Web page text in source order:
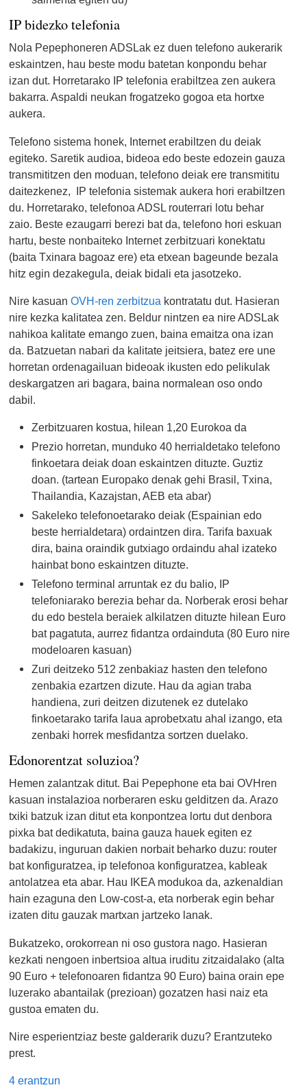
IP bidezko telefonia
Nola Pepephoneren ADSLak ez duen telefono aukerarik
eskaintzen, hau beste modu batetan konpondu behar
izan dut. Horretarako IP telefonia erabiltzea zen aukera
bakarra. Aspaldi neukan frogatzeko gogoa eta hortxe
aukera.
Telefono sistema honek, Internet erabiltzen du deiak
egiteko. Saretik audioa, bideoa edo beste edozein gauza
transmititzen den moduan, telefono deiak ere transmititu
daitezkenez, IP telefonia sistemak aukera hori erabiltzen
du. Horretarako, telefonoa ADSL routerrari lotu behar
zaio. Beste ezaugarri berezi bat da, telefono hori eskuan
hartu, beste nonbaiteko Internet zerbitzuari konektatu
(baita Txinara bagoaz ere) eta etxean bageunde bezala
hitz egin dezakegula, deiak bidali eta jasotzeko.
Nire kasuanOVH-ren zerbitzua kontratatu dut. Hasieran
nire kezka kalitatea zen. Beldur nintzen ea nire ADSLak
nahikoa kalitate emango zuen, baina emaitza ona izan
da. Batzuetan nabari da kalitate jeitsiera, batez ere une
horretan ordenagailuan bideoak ikusten edo pelikulak
deskargatzen ari bagara, baina normalean oso ondo
dabil.
Zerbitzuaren kostua, hilean 1,20 Eurokoa da
Prezio horretan, munduko 40 herrialdetako telefono
finkoetara deiak doan eskaintzen dituzte. Guztiz
doan. (tartean Europako denak gehi Brasil, Txina,
Thailandia, Kazajstan, AEB eta abar)
Sakeleko telefonoetarako deiak (Espainian edo
beste herrialdetara) ordaintzen dira. Tarifa baxuak
dira, baina oraindik gutxiago ordaindu ahal izateko
hainbat bono eskaintzen dituzte.
Telefono terminal arruntak ez du balio, IP
telefoniarako berezia behar da. Norberak erosi behar
du edo bestela beraiek alkilatzen dituzte hilean Euro
bat pagatuta, aurrez fidantza ordainduta (80 Euro nire
modeloaren kasuan)
Zuri deitzeko 512 zenbakiaz hasten den telefono
zenbakia ezartzen dizute. Hau da agian traba
handiena, zuri deitzen dizutenek ez dutelako
finkoetarako tarifa laua aprobetxatu ahal izango, eta
zenbaki horrek mesfidantza sortzen duelako.
Edonorentzat soluzioa?
Hemen zalantzak ditut. Bai Pepephone eta bai OVHren
kasuan instalazioa norberaren esku gelditzen da. Arazo
txiki batzuk izan ditut eta konpontzea lortu dut denbora
pixka bat dedikatuta, baina gauza hauek egiten ez
badakizu, inguruan dakien norbait beharko duzu: router
bat konfiguratzea, ip telefonoa konfiguratzea, kableak
antolatzea eta abar. Hau IKEA modukoa da, azkenaldian
hain ezaguna den Low-cost-a, eta norberak egin behar
izaten ditu gauzak martxan jartzeko lanak.
Bukatzeko, orokorrean ni oso gustora nago. Hasieran
kezkati nengoen inbertsioa altua iruditu zitzaidalako (alta
90 Euro + telefonoaren fidantza 90 Euro) baina orain epe
luzerako abantailak (prezioan) gozatzen hasi naiz eta
gustoa ematen du.
Nire esperientziaz beste galderarik duzu? Erantzuteko
prest.
4 erantzun